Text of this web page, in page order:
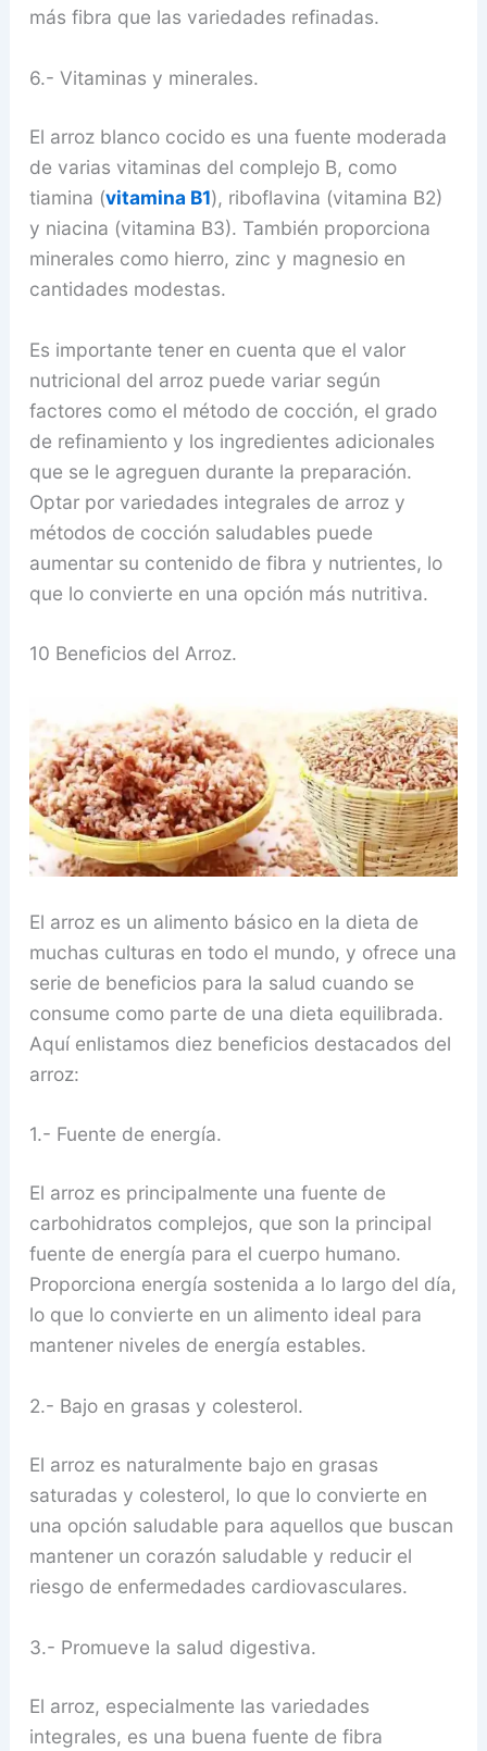
más fibra que las variedades refinadas.
6.- Vitaminas y minerales.
El arroz blanco cocido es una fuente moderada
de varias vitaminas del complejo B, como
tiamina (vitamina B1), riboflavina (vitamina B2)
y niacina (vitamina B3). También proporciona
minerales como hierro, zinc y magnesio en
cantidades modestas.
Es importante tener en cuenta que el valor
nutricional del arroz puede variar según
factores como el método de cocción, el grado
de refinamiento y los ingredientes adicionales
que se le agreguen durante la preparación.
Optar por variedades integrales de arroz y
métodos de cocción saludables puede
aumentar su contenido de fibra y nutrientes, lo
que lo convierte en una opción más nutritiva.
10 Beneficios del Arroz.
El arroz es un alimento básico en la dieta de
muchas culturas en todo el mundo, y ofrece una
serie de beneficios para la salud cuando se
consume como parte de una dieta equilibrada.
Aquí enlistamos diez beneficios destacados del
arroz:
1.- Fuente de energía.
El arroz es principalmente una fuente de
carbohidratos complejos, que son la principal
fuente de energía para el cuerpo humano.
Proporciona energía sostenida a lo largo del día,
lo que lo convierte en un alimento ideal para
mantener niveles de energía estables.
2.- Bajo en grasas y colesterol.
El arroz es naturalmente bajo en grasas
saturadas y colesterol, lo que lo convierte en
una opción saludable para aquellos que buscan
mantener un corazón saludable y reducir el
riesgo de enfermedades cardiovasculares.
3.- Promueve la salud digestiva.
El arroz, especialmente las variedades
integrales, es una buena fuente de fibra